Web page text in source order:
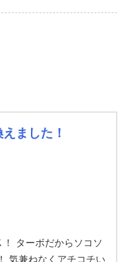
ました！
ターボだからソコソ
気兼ねなくアチコチい